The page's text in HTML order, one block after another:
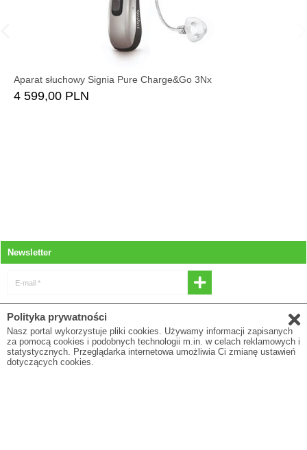
Aparat słuchowy Signia Pure Charge&Go 3Nx
4 599,00 PLN
Newsletter
E-mail *
newslettera
E-mail
Polityka prywatności
Nasz portal wykorzystuje pliki cookies. Używamy informacji zapisanych
za pomocą cookies i podobnych technologii m.in. w celach reklamowych i
statystycznych. Przeglądarka internetowa umożliwia Ci zmianę ustawień
dotyczących cookies.